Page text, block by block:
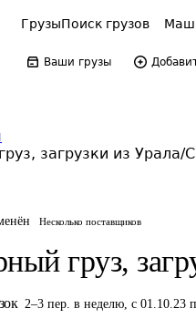
ГрузыПоиск грузов
Ваши грузы
загрузки из Урала/
Несколько поставщиков
груз,
2–3 пер. в неделю, с 01.10.23